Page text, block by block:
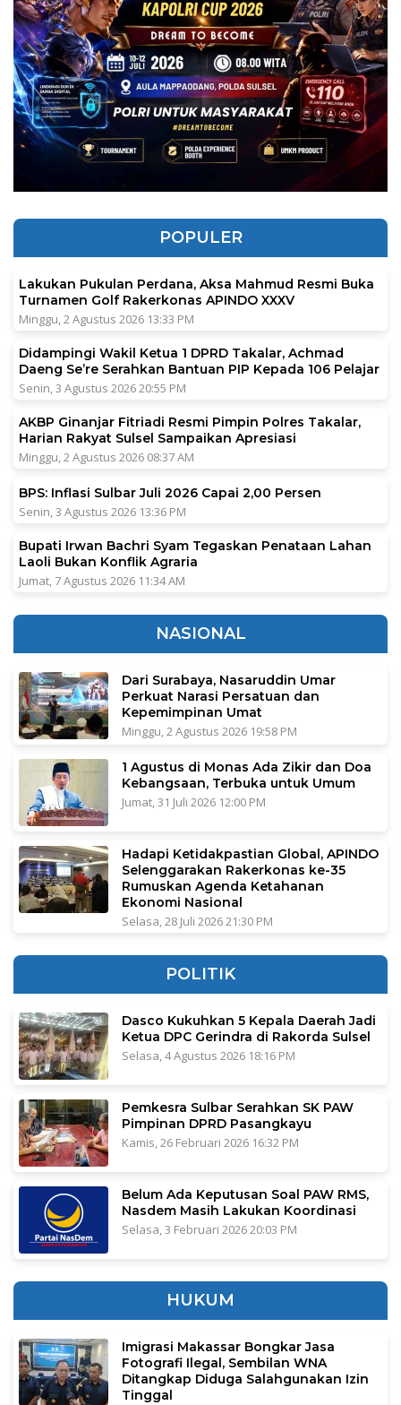
POPULER
Lakukan Pukulan Perdana, Aksa Mahmud Resmi Buka
Turnamen Golf Rakerkonas APINDO XXXV
Minggu, 2 Agustus 2026 13:33 PM
Didampingi Wakil Ketua 1 DPRD Takalar, Achmad
Daeng Se’re Serahkan Bantuan PIP Kepada 106 Pelajar
Senin, 3 Agustus 2026 20:55 PM
AKBP Ginanjar Fitriadi Resmi Pimpin Polres Takalar,
Harian Rakyat Sulsel Sampaikan Apresiasi
Minggu, 2 Agustus 2026 08:37 AM
BPS: Inflasi Sulbar Juli 2026 Capai 2,00 Persen
Senin, 3 Agustus 2026 13:36 PM
Bupati Irwan Bachri Syam Tegaskan Penataan Lahan
Laoli Bukan Konflik Agraria
Jumat, 7 Agustus 2026 11:34 AM
NASIONAL
Dari Surabaya, Nasaruddin Umar
Perkuat Narasi Persatuan dan
Kepemimpinan Umat
Minggu, 2 Agustus 2026 19:58 PM
1 Agustus di Monas Ada Zikir dan Doa
Kebangsaan, Terbuka untuk Umum
Jumat, 31 Juli 2026 12:00 PM
Hadapi Ketidakpastian Global, APINDO
Selenggarakan Rakerkonas ke-35
Rumuskan Agenda Ketahanan
Ekonomi Nasional
Selasa, 28 Juli 2026 21:30 PM
POLITIK
Dasco Kukuhkan 5 Kepala Daerah Jadi
Ketua DPC Gerindra di Rakorda Sulsel
Selasa, 4 Agustus 2026 18:16 PM
Pemkesra Sulbar Serahkan SK PAW
Pimpinan DPRD Pasangkayu
Kamis, 26 Februari 2026 16:32 PM
Belum Ada Keputusan Soal PAW RMS,
Nasdem Masih Lakukan Koordinasi
Selasa, 3 Februari 2026 20:03 PM
HUKUM
Imigrasi Makassar Bongkar Jasa
Fotografi Ilegal, Sembilan WNA
Ditangkap Diduga Salahgunakan Izin
Tinggal